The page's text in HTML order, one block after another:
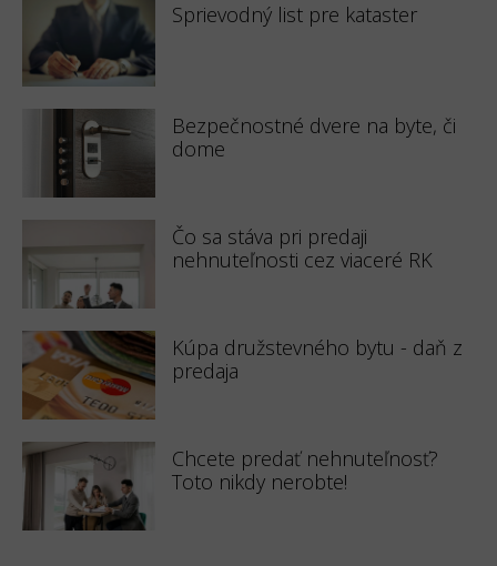
Sprievodný list pre kataster
Bezpečnostné dvere na byte, či
dome
Čo sa stáva pri predaji
nehnuteľnosti cez viaceré RK
Kúpa družstevného bytu - daň z
predaja
Chcete predať nehnuteľnosť?
Toto nikdy nerobte!